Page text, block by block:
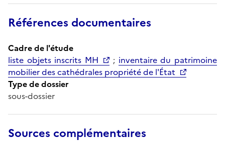
Références documentaires
Cadre de l'étude
liste objets inscrits MH
; inventaire du patrimoine
mobilier des cathédrales propriété de l'État
Type de dossier
sous-dossier
Sources complémentaires